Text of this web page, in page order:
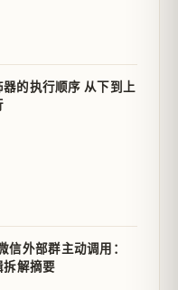
的执行顺序 从下到上
信外部群主动调用：
解摘要